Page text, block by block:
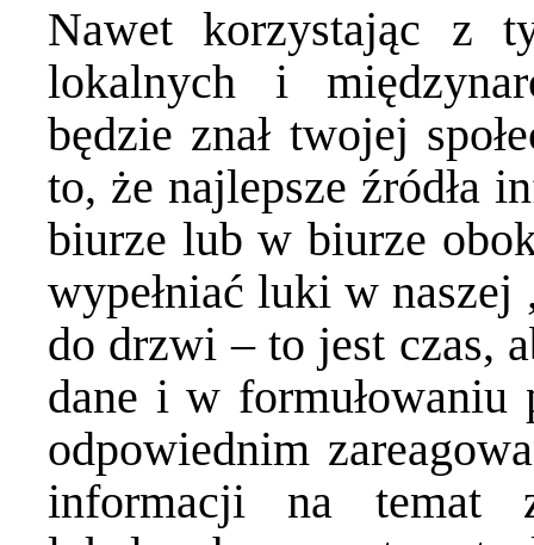
Nawet korzystając z
lokalnych i
będzie znał twojej
to, że najlepsze źródła
biurze lub w biurze
wypełniać luki w
do drzwi – to jest czas,
dane i w formułowaniu
odpowiednim
informacji na temat